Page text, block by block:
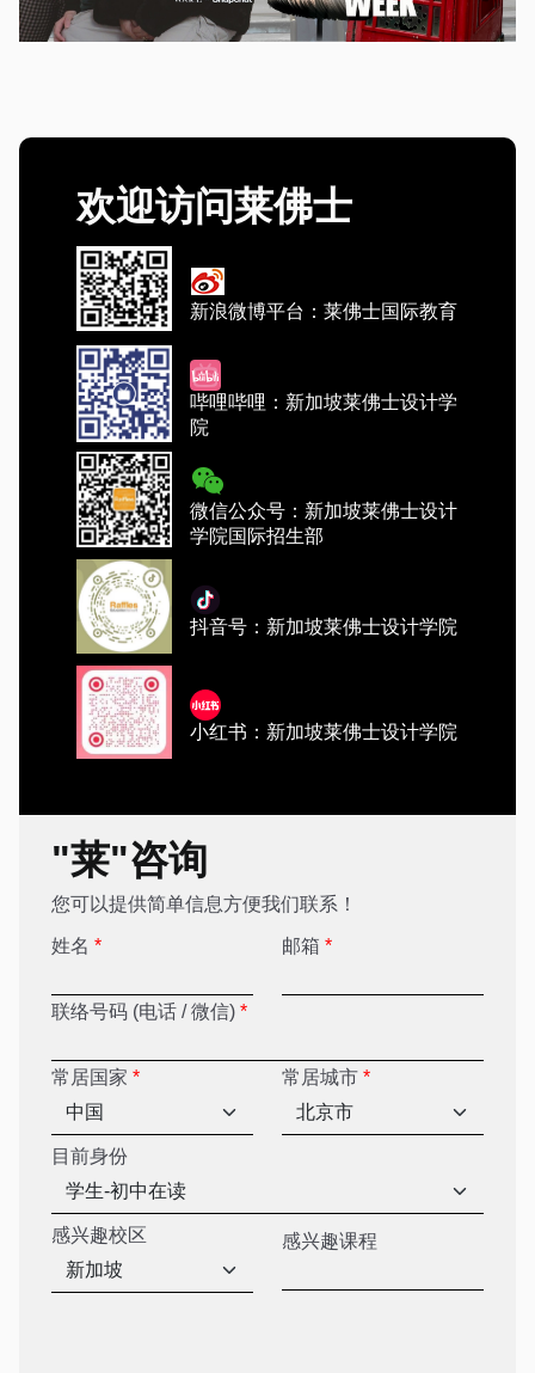
欢迎访问莱佛士
新浪微博平台：莱佛士国际教育
哔哩哔哩：新加坡莱佛士设计学
院
微信公众号：新加坡莱佛士设计
学院国际招生部
抖音号：新加坡莱佛士设计学院
小红书：新加坡莱佛士设计学院
"莱"咨询
您可以提供简单信息方便我们联系！
姓名 * 邮箱 *
联络号码 (电话 / 微信) *
常居国家 * 常居城市 *
目前身份
感兴趣校区 感兴趣课程